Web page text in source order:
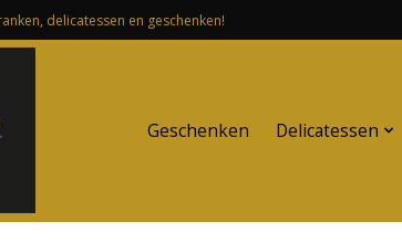
delicatessen en geschenken!
Geschenken Delicatessen